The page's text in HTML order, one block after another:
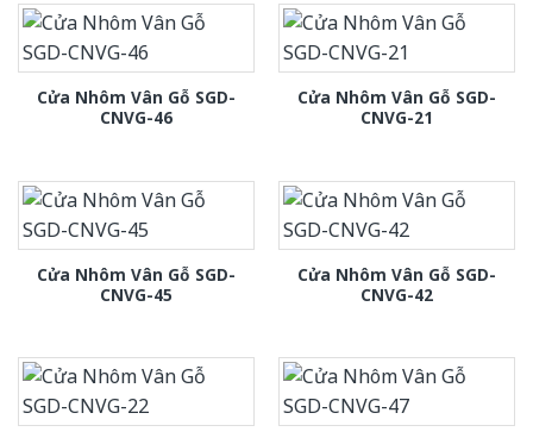
Cửa Nhôm Vân Gỗ SGD-
CNVG-46
Cửa Nhôm Vân Gỗ SGD-
CNVG-21
Cửa Nhôm Vân Gỗ SGD-
CNVG-45
Cửa Nhôm Vân Gỗ SGD-
CNVG-42